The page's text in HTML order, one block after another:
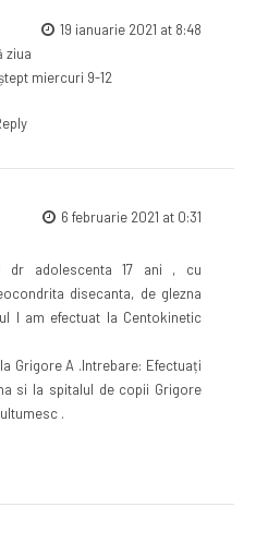
19 ianuarie 2021 at 8:48
ziua
miercuri 9-12
6 februarie 2021 at 0:31
dr adolescenta 17 ani , cu
disecanta, de glezna
l am efectuat la Centokinetic
Grigore A .Intrebare: Efectuați
si la spitalul de copii Grigore
.